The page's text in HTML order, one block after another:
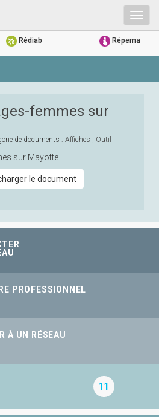
Rédiab Répema
femmes sur
de documents : Affiches , Outil
sur Mayotte
le document
PROFESSIONNEL
À UN RÉSEAU
11